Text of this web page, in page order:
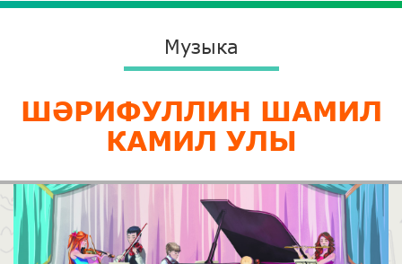
Музыка
ШӘРИФУЛЛИН ШАМИЛ
КАМИЛ УЛЫ